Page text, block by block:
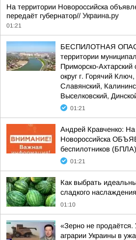
На территории Новороссийска
передаёт губернатор// Украина.ру
01:21
БЕСПИЛОТНАЯ
территории
Приморско-Ахтарский
округ г. Горячий
Славянский,
Выселковский,
01:21
Андрей Кравченко: На
Новороссийска
беспилотников (БПЛА)
01:21
Как выбрать
сладкого наслаждения
01:10
«Зерно не продаётся.
аграрии Украины в